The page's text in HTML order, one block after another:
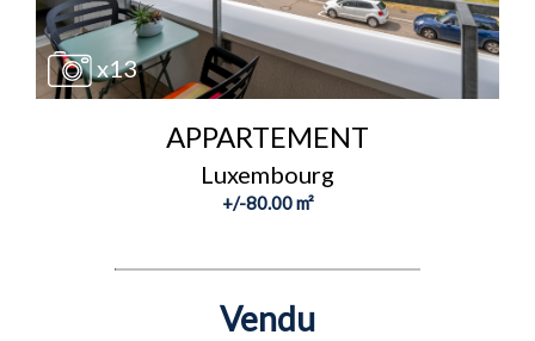
x13
APPARTEMENT
Luxembourg
+/-80.00 m²
Vendu